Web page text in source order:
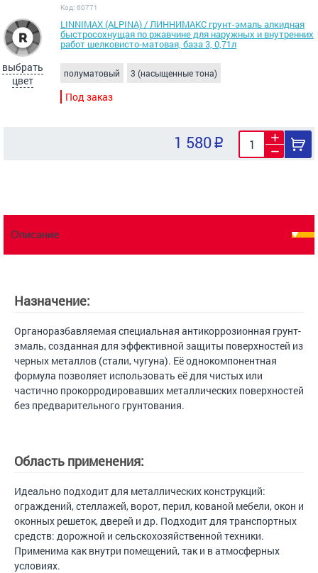
выбрать
цвет
Код: 60771
LINNIMAX (ALPINA) / ЛИННИМАКС грунт-эмаль алкидная
быстросохнущая по ржавчине для наружных и внутренних
работ шелковисто-матовая, база 3, 0,71л
полуматовый 3 (насыщенные тона)
Под заказ
1 580
Описание
Назначение:
Органоразбавляемая специальная антикоррозионная грунт-
эмаль, созданная для эффективной защиты поверхностей из
черных металлов (стали, чугуна). Её однокомпонентная
формула позволяет использовать её для чистых или
частично прокорродировавших металлических поверхностей
без предварительного грунтования.
Область применения:
Идеально подходит для металлических конструкций:
ограждений, стеллажей, ворот, перил, кованой мебели, окон и
оконных решеток, дверей и др. Подходит для транспортных
средств: дорожной и сельскохозяйственной техники.
Применима как внутри помещений, так и в атмосферных
условиях.